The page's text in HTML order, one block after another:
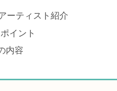
ーティスト紹介
イント
内容